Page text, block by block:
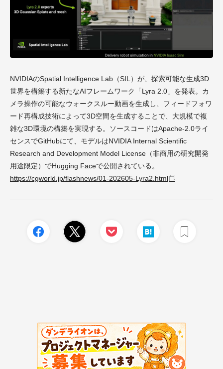
NVIDIAのSpatial Intelligence Lab（SIL）が、探索可能な生成3D
世界を構築する新たなAIフレームワーク「Lyra 2.0」を発表。カ
メラ操作の可能なウォークスルー動画を生成し、フィードフォワ
ード再構成技術によって3D空間を生成することで、大規模で複
雑な3D環境の構築を実現する。ソースコードはApache-2.0ライ
センスでGitHubにて、モデルはNVIDIA Internal Scientific
Research and Development Model License（非商用の研究開発
用途限定）でHugging Faceで公開されている。
https://cgworld.jp/flashnews/01-202605-Lyra2.html